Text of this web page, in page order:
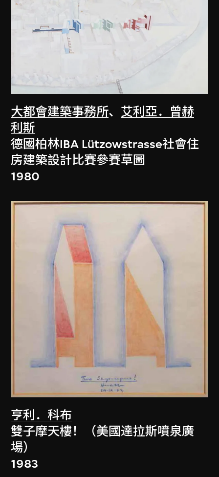
大都會建築事務所、 艾利亞．曾赫
利斯
德國柏林IBA Lützowstrasse社會住
房建築設計比賽參賽草圖
1980
亨利．科布
雙子摩天樓！（美國達拉斯噴泉廣
場）
1983